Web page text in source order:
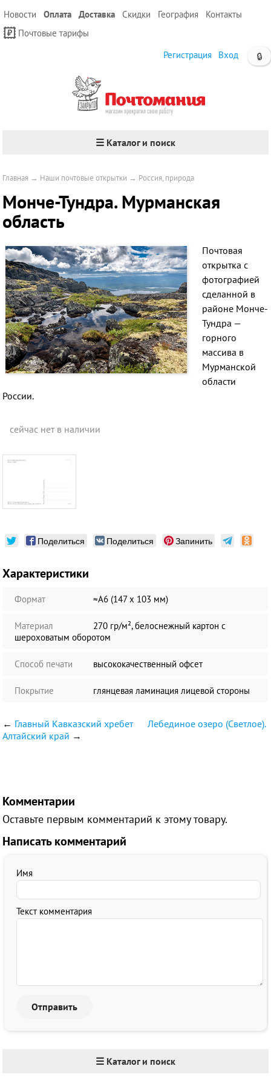
Новости Оплата Доставка Скидки География
Контакты
Почтовые тарифы
🔒
Регистрация Вход
☰ Каталог и поиск
Главная → Наши почтовые открытки → Россия, природа
Монче-Тундра. Мурманская
область
Почтовая
открытка с
фотографией
сделанной в
районе Монче-
Тундра —
горного
массива в
Мурманской
области
России.
сейчас нет в наличии
Поделиться Поделиться Запинить
Характеристики
Формат ≈А6 (147 х 103 мм)
Материал
270 гр/м², белоснежный картон с
шероховатым оборотом
Способ печати высококачественный офсет
Покрытие глянцевая ламинация лицевой стороны
← Главный Кавказский хребет
Лебединое озеро (Светлое).
Алтайский край →
Комментарии
Оставьте первым комментарий к этому товару.
Написать комментарий
Имя
Текст комментария
☰ Каталог и поиск